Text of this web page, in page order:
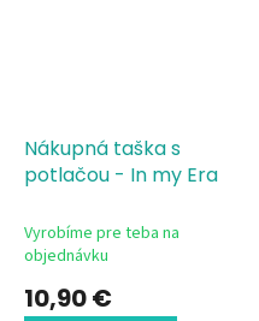
Nákupná taška s
potlačou - In my Era
Vyrobíme pre teba na
objednávku
10,90 €